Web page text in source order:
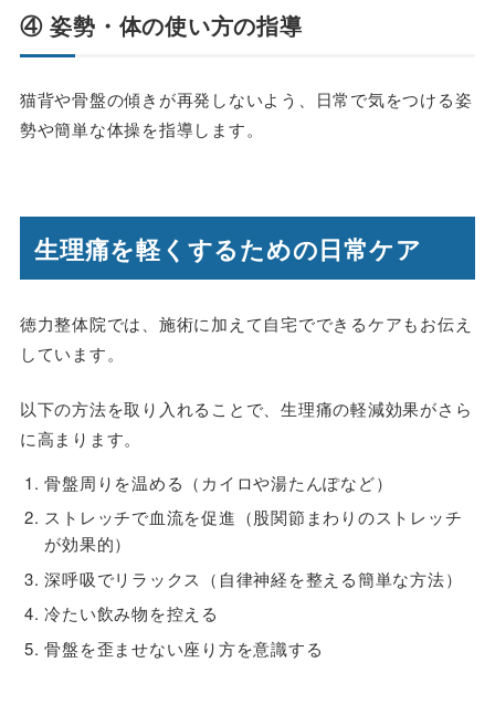
④ 姿勢・体の使い方の指導
猫背や骨盤の傾きが再発しないよう、日常で気をつける姿
勢や簡単な体操を指導します。
生理痛を軽くするための日常ケア
徳力整体院では、施術に加えて自宅でできるケアもお伝え
しています。
以下の方法を取り入れることで、生理痛の軽減効果がさら
に高まります。
骨盤周りを温める（カイロや湯たんぽなど）
ストレッチで血流を促進（股関節まわりのストレッチ
が効果的）
深呼吸でリラックス（自律神経を整える簡単な方法）
冷たい飲み物を控える
骨盤を歪ませない座り方を意識する